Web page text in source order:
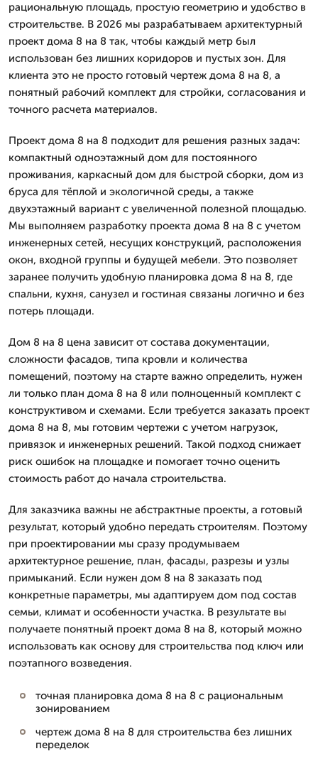
рациональную площадь, простую геометрию и удобство в
строительстве. В 2026 мы разрабатываем архитектурный
проект дома 8 на 8 так, чтобы каждый метр был
использован без лишних коридоров и пустых зон. Для
клиента это не просто готовый чертеж дома 8 на 8, а
понятный рабочий комплект для стройки, согласования и
точного расчета материалов.
Проект дома 8 на 8 подходит для решения разных задач:
компактный одноэтажный дом для постоянного
проживания, каркасный дом для быстрой сборки, дом из
бруса для тёплой и экологичной среды, а также
двухэтажный вариант с увеличенной полезной площадью.
Мы выполняем разработку проекта дома 8 на 8 с учетом
инженерных сетей, несущих конструкций, расположения
окон, входной группы и будущей мебели. Это позволяет
заранее получить удобную планировка дома 8 на 8, где
спальни, кухня, санузел и гостиная связаны логично и без
потерь площади.
Дом 8 на 8 цена зависит от состава документации,
сложности фасадов, типа кровли и количества
помещений, поэтому на старте важно определить, нужен
ли только план дома 8 на 8 или полноценный комплект с
конструктивом и схемами. Если требуется заказать проект
дома 8 на 8, мы готовим чертежи с учетом нагрузок,
привязок и инженерных решений. Такой подход снижает
риск ошибок на площадке и помогает точно оценить
стоимость работ до начала строительства.
Для заказчика важны не абстрактные проекты, а готовый
результат, который удобно передать строителям. Поэтому
при проектировании мы сразу продумываем
архитектурное решение, план, фасады, разрезы и узлы
примыканий. Если нужен дом 8 на 8 заказать под
конкретные параметры, мы адаптируем дом под состав
семьи, климат и особенности участка. В результате вы
получаете понятный проект дома 8 на 8, который можно
использовать как основу для строительства под ключ или
поэтапного возведения.
точная планировка дома 8 на 8 с рациональным
зонированием
чертеж дома 8 на 8 для строительства без лишних
переделок